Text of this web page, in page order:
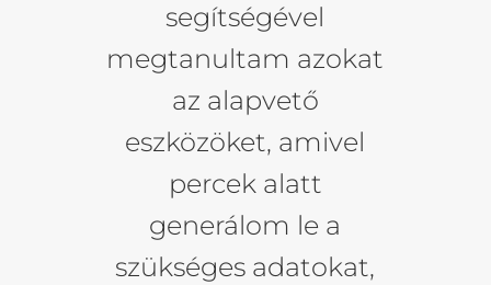
segítségével
megtanultam azokat
az alapvető
eszközöket, amivel
percek alatt
generálom le a
szükséges adatokat,